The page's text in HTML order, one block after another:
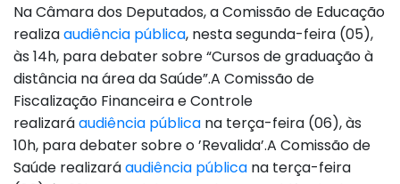
Na Câmara dos Deputados,a Comissão de Educação
realizaaudiência pública, nesta segunda-feira (05),
às 14h, para debater sobre “Cursos de graduação à
distância na área da Saúde”.A Comissão de
Fiscalização Financeira e Controle
realizaráaudiência pública na terça-feira (06), às
10h, para debater sobre o ’Revalida’.A Comissão de
Saúde realizaráaudiência pública na terça-feira